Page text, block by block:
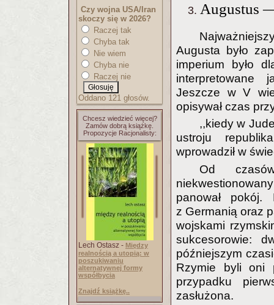
Czy wojna USA/Iran
skoczy się w 2026?
Raczej tak
Chyba tak
Nie wiem
Chyba nie
Raczej nie
Oddano 121 głosów.
Chcesz wiedzieć więcej?
Zamów dobrą książkę.
Propozycje Racjonalisty:
Lech Ostasz - Między
realnością a utopią: w
poszukiwaniu
alternatywnej formy
współbycia
Znajdź książkę..
Augustus
Augusta było
imperium było
interpretowane
Jeszcze w V
opisywał czas
,,kiedy w
ustroju
wprowadził w
Od
panował
z Germanią oraz
wojskami
sukcesorowie:
późniejszym
Rzymie byli oni
przypadku
zasłużona.